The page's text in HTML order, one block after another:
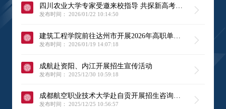
四川农业大学专家受邀来校指导 共探新高考背
景下招生工作新路径
发布时间： 2026/01/22 10:14:50
建筑工程学院前往达州市开展2026年高职单招
宣传咨询会
发布时间： 2026/01/19 14:07:18
成航赴资阳、内江开展招生宣传活动
发布时间： 2025/12/30 10:59:18
成都航空职业技术大学赴自贡开展招生咨询活
动
发布时间： 2025/12/25 10:56:57